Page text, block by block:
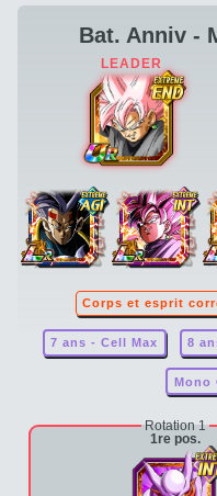
Bat. Anniv -
Corps et esprit
7 ans - Cell Max 8
Mono
Rotation 1
1re pos.